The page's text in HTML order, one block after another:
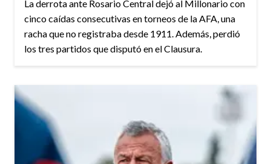
La derrota ante Rosario Central dejó al Millonario con
cinco caídas consecutivas en torneos de la AFA, una
racha que no registraba desde 1911. Además, perdió
los tres partidos que disputó en el Clausura.